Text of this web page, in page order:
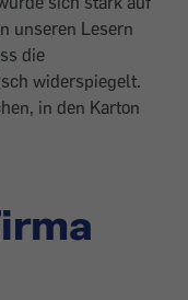
unseren Lesern
die
widerspiegelt.
in den Karton